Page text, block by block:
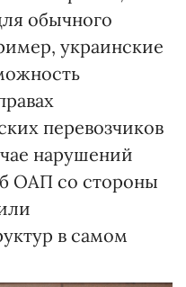
обычного
украинские
перевозчиков
нарушений
ОАП со стороны
в самом